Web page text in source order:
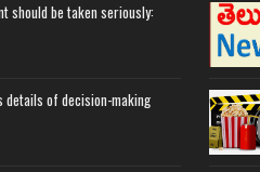
should be taken seriously:
details of decision-making